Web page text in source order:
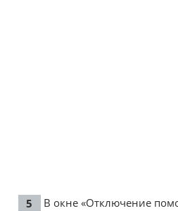
В окне «Отключение